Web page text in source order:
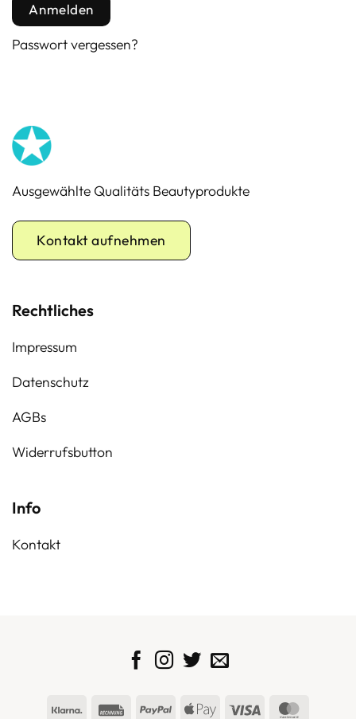
Anmelden
Passwort vergessen?
Ausgewählte Qualitäts Beautyprodukte
Kontakt aufnehmen
Rechtliches
Impressum
Datenschutz
AGBs
Widerrufsbutton
Info
Kontakt
Klarna RechungPayPalApple Visa